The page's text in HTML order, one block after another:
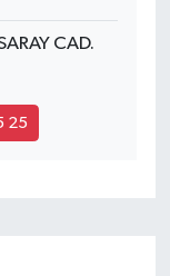
CAD.
25